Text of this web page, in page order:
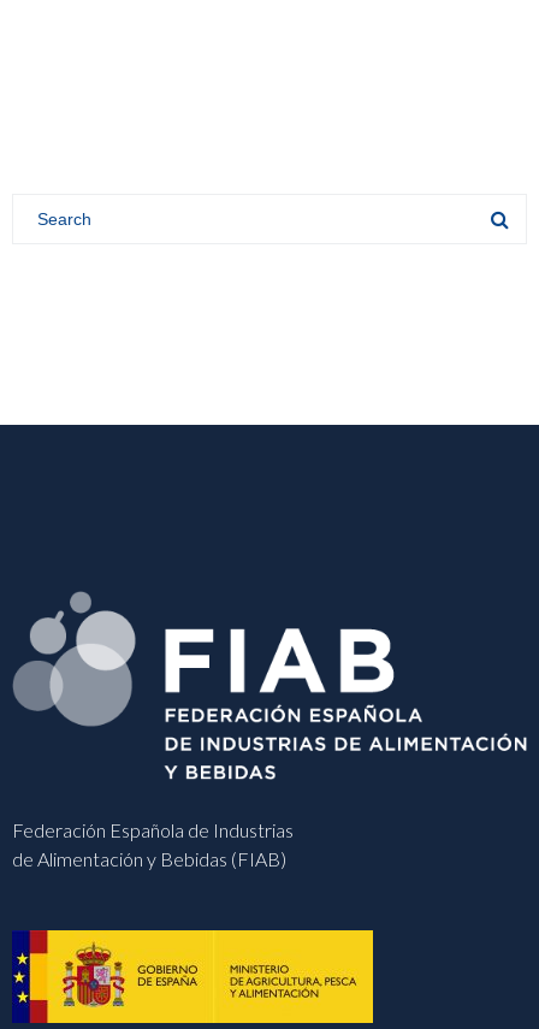
Federación Española de Industrias
de Alimentación y Bebidas (FIAB)